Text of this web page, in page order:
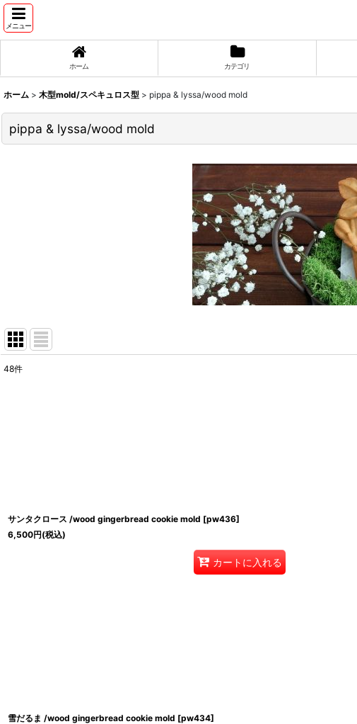
メニュー
ホーム カテゴリ
ホーム > 木型mold/スペキュロス型 > pippa & lyssa/wood mold
pippa & lyssa/wood mold
48件
サンタクロース /wood gingerbread cookie mold [pw436]
6,500円(税込)
カートに入れる
雪だるま /wood gingerbread cookie mold [pw434]